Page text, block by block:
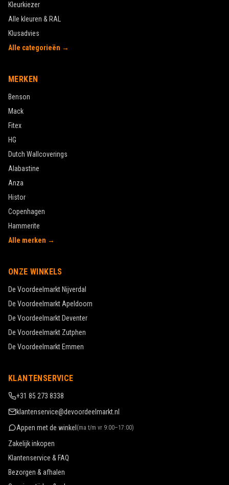
Kleurkiezer
Alle kleuren & RAL
Klusadvies
Alle categorieën →
MERKEN
Benson
Mack
Fitex
HG
Dutch Wallcoverings
Alabastine
Anza
Histor
Copenhagen
Hammerite
Alle merken →
ONZE WINKELS
De Voordeelmarkt Nijverdal
De Voordeelmarkt Apeldoorn
De Voordeelmarkt Deventer
De Voordeelmarkt Zutphen
De Voordeelmarkt Emmen
KLANTENSERVICE
+31 85 273 8338
klantenservice@devoordeelmarkt.nl
Appen met de winkel (ma t/m vr 9:00–17:00)
Zakelijk inkopen
Klantenservice & FAQ
Bezorgen & afhalen